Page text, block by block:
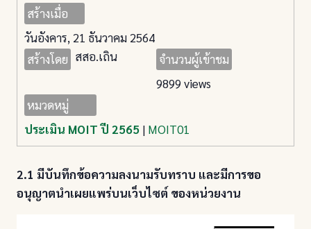
สร้างเมื่อ
วันอังคาร, 21 ธันวาคม 2564
สร้างโดย สสอ.เถิน
จำนวนผู้เข้าชม
9899 views
หมวดหมู่
ประเมิน MOIT ปี 2565 | MOIT01
2.1 มีบันทึกข้อความลงนามรับทราบ และมีการขอ
อนุญาตนำเผยแพร่บนเว็บไซต์ ของหน่วยงาน